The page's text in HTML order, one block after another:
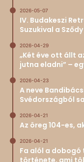
2026-05-07
IV. Budakeszi
Suzukival a
2026-04-29
„Két éve ott állt
jutna eladni” –
2026-04-23
A neve
Svédországból
2026-04-21
Az öreg 104-es,
2026-04-21
Fa alól a dobogó
története, ami